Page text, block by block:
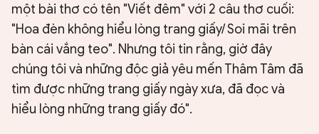
một bài thơ có tên "Viết đêm" với 2 câu thơ cuối:
"Hoa đèn không hiểu lòng trang giấy/ Soi mãi trên
bàn cái vắng teo". Nhưng tôi tin rằng, giờ đây
chúng tôi và những độc giả yêu mến Thâm Tâm đã
tìm được những trang giấy ngày xưa, đã đọc và
hiểu lòng những trang giấy đó".